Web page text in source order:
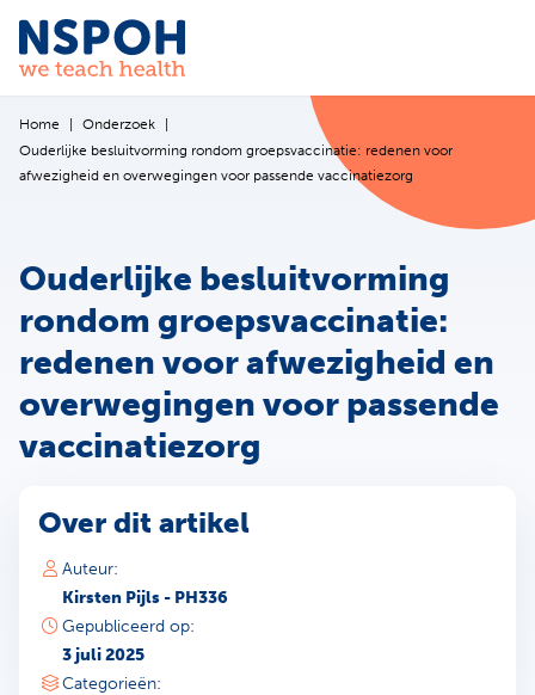
Ga naar de inhoud
Home
Onderzoek
Ouderlijke besluitvorming rondom groepsvaccinatie: redenen voor
afwezigheid en overwegingen voor passende vaccinatiezorg
Ouderlijke besluitvorming
rondom groepsvaccinatie:
redenen voor afwezigheid en
overwegingen voor passende
vaccinatiezorg
Over dit artikel
Auteur:
Kirsten Pijls - PH336
Gepubliceerd op:
3 juli 2025
Categorieën: